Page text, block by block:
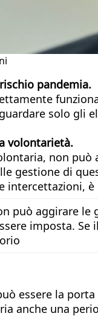
pandemia.
solo gli
volontarietà.
non
gestione di
intercettazioni,
può aggirare
imposta. Se
essere la
anche una